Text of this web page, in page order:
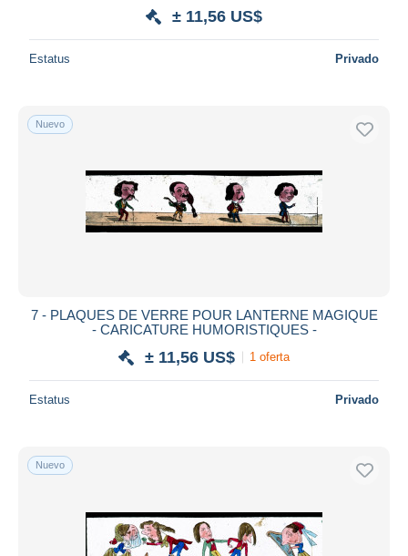
± 11,56 US$
Estatus Privado
Nuevo
7 - PLAQUES DE VERRE POUR LANTERNE MAGIQUE
- CARICATURE HUMORISTIQUES -
± 11,56 US$ 1 oferta
Estatus Privado
Nuevo